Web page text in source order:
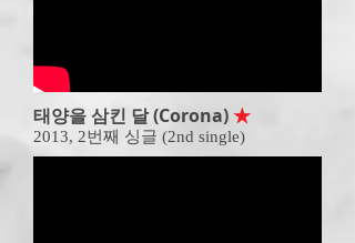
태양을 삼킨 달 (Corona)★
2013, 2번째 싱글 (2nd single)